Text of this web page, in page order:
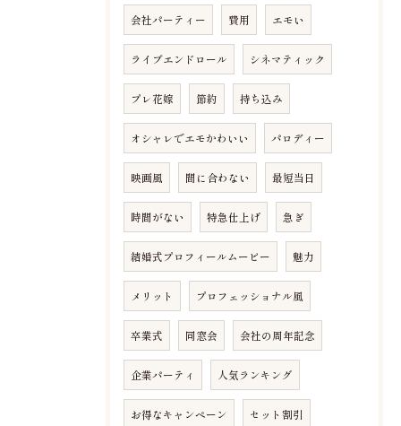
会社パーティー 費用 エモい
ライブエンドロール シネマティック
プレ花嫁 節約 持ち込み
オシャレでエモかわいい パロディー
映画風 間に合わない 最短当日
時間がない 特急仕上げ 急ぎ
結婚式プロフィールムービー 魅力
メリット プロフェッショナル風
卒業式 同窓会 会社の周年記念
企業パーティ 人気ランキング
お得なキャンペーン セット割引